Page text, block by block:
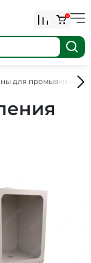
0
для промывки и